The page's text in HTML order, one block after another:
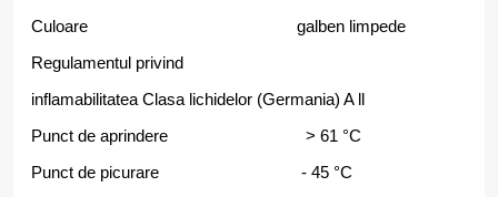
Culoare galben limpede
Regulamentul privind
inflamabilitatea Clasa lichidelor (Germania) A ll
Punct de aprindere > 61 °C
Punct de picurare - 45 °C